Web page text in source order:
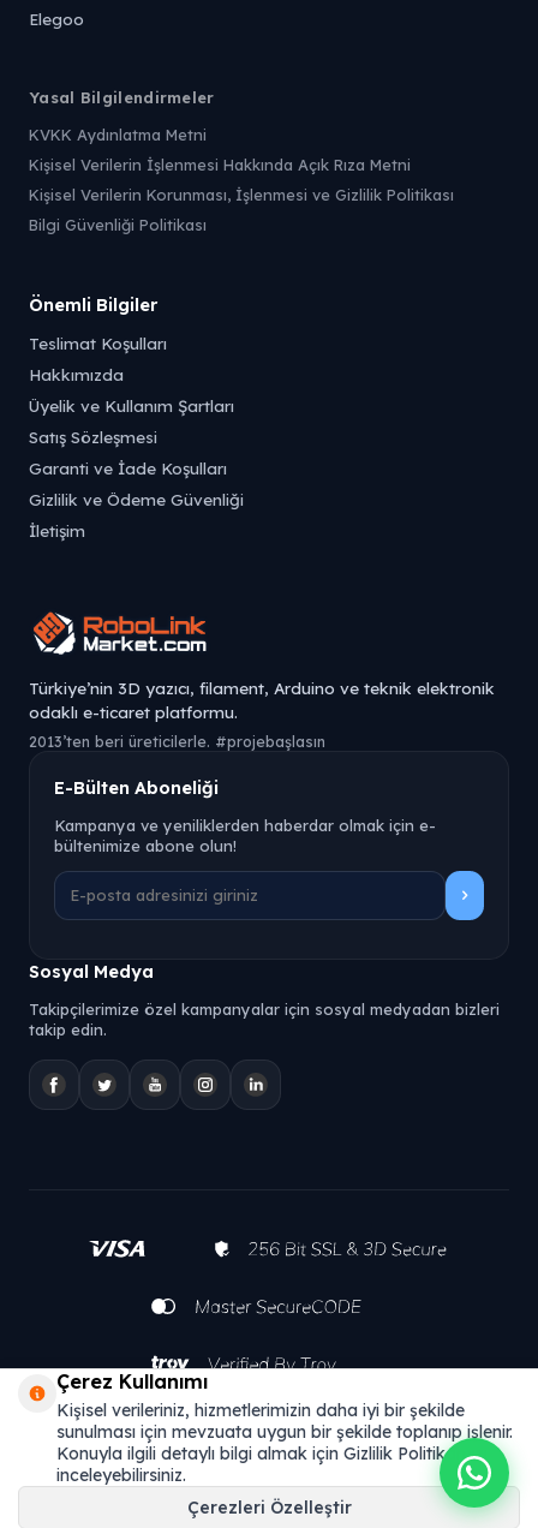
Elegoo
Yasal Bilgilendirmeler
KVKK Aydınlatma Metni
Kişisel Verilerin İşlenmesi Hakkında Açık Rıza Metni
Kişisel Verilerin Korunması, İşlenmesi ve Gizlilik Politikası
Bilgi Güvenliği Politikası
Önemli Bilgiler
Teslimat Koşulları
Hakkımızda
Üyelik ve Kullanım Şartları
Satış Sözleşmesi
Garanti ve İade Koşulları
Gizlilik ve Ödeme Güvenliği
İletişim
Türkiye’nin 3D yazıcı, filament, Arduino ve teknik elektronik
odaklı e-ticaret platformu.
2013’ten beri üreticilerle. #projebaşlasın
E-Bülten Aboneliği
Kampanya ve yeniliklerden haberdar olmak için e-
bültenimize abone olun!
Sosyal Medya
Takipçilerimize özel kampanyalar için sosyal medyadan bizleri
takip edin.
Çerez Kullanımı
Kişisel verileriniz, hizmetlerimizin daha iyi bir şekilde
sunulması için mevzuata uygun bir şekilde toplanıp işlenir.
Konuyla ilgili detaylı bilgi almak için Gizlilik Politikamızı
inceleyebilirsiniz.
Çerezleri Özelleştir